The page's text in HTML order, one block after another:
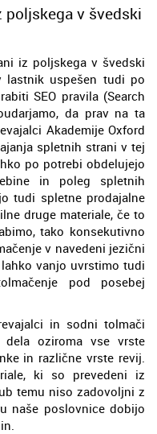
v švedski
iz poljskega v švedski
uspešen tudi po
SEO pravila (Search
da prav na ta
Akademije Oxford
spletnih strani v tej
po potrebi obdelujejo
in poleg spletnih
tudi spletne prodajalne
druge materiale, če to
tako konsekutivno
v navedeni jezični
vanjo uvrstimo tudi
pod posebej
in sodni tolmači
oziroma vse vrste
in različne vrste revij.
ki so prevedeni iz
temu niso zadovoljni z
naše poslovnice dobijo